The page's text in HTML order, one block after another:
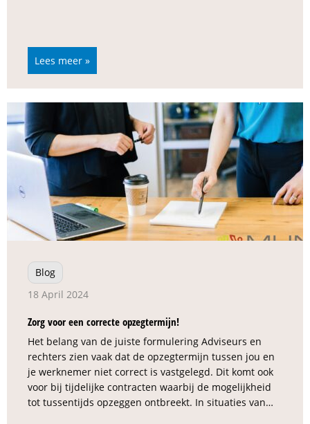
Lees meer »
Blog
18 April 2024
Zorg voor een correcte opzegtermijn!
Het belang van de juiste formulering Adviseurs en
rechters zien vaak dat de opzegtermijn tussen jou en
je werknemer niet correct is vastgelegd. Dit komt ook
voor bij tijdelijke contracten waarbij de mogelijkheid
tot tussentijds opzeggen ontbreekt. In situaties van…